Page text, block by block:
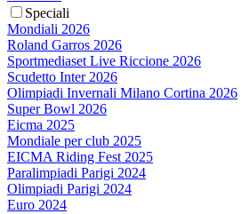
Speciali
Mondiali 2026
Roland Garros 2026
Sportmediaset Live Riccione 2026
Scudetto Inter 2026
Olimpiadi Invernali Milano Cortina 2026
Super Bowl 2026
Eicma 2025
Mondiale per club 2025
EICMA Riding Fest 2025
Paralimpiadi Parigi 2024
Olimpiadi Parigi 2024
Euro 2024